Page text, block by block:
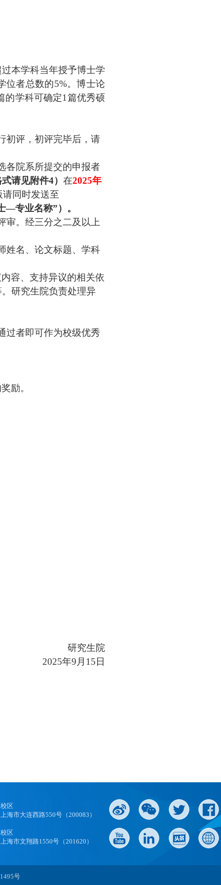
过本学科当年授予博士学
位者总数的5%。博士论
的学科可确定1篇优秀硕
初评， 初评完毕后，请
各院系所提交的申报者
请见附件4） 在2025年
同时发送至
—专业名称”）。
审。经三分之二及 以上
姓名、论文标题、学科
容、支持异议的相关依
研究生院负责处理异
过者即可作为校级优秀
励。
研究生院
2025年9月 15日
区
海市大连西路550号（200083）
区
海市文翔路1550号（201620）
号